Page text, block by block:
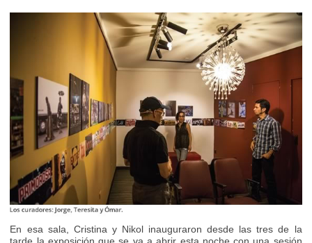
En esa sala, Cristina y Nikol inauguraron desde las tres de la